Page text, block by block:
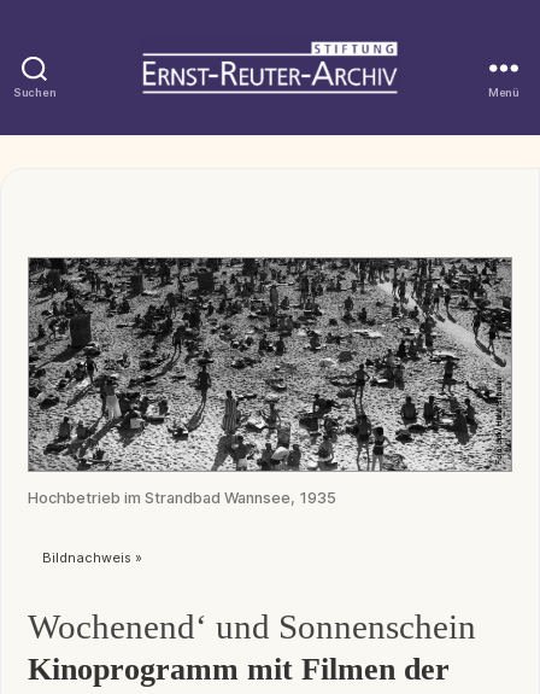
Suchen
Ernst-
Menü
Hochbetrieb im Strandbad Wannsee, 1935
Bildnachweis »
Wochenend‘ und Sonnenschein
Kinoprogramm mit Filmen der